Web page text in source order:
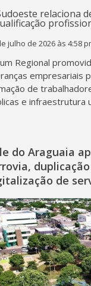
julho de 2026 às 4:58
Regional
empresariais
de
e infraestrutura
do Araguaia
duplicação
de